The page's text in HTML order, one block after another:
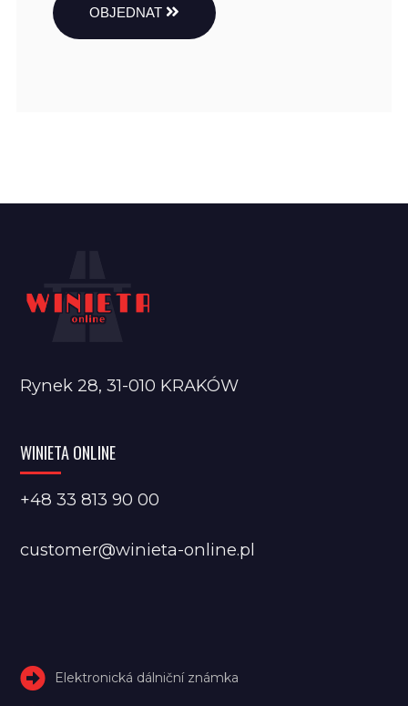
OBJEDNAT
Rynek 28, 31-010 KRAKÓW
WINIETA ONLINE
+48 33 813 90 00
customer@winieta-online.pl
Elektronická dálniční známka